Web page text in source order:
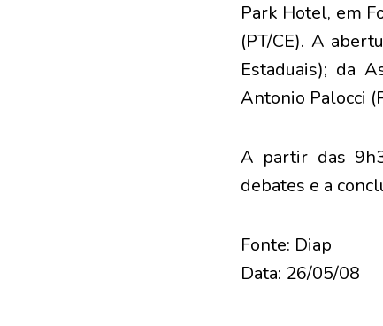
Park Hotel, em
(PT/CE). A
Estaduais); da
Antonio Palocci
A partir das
debates e a
Fonte: Diap
Data: 26/05/08